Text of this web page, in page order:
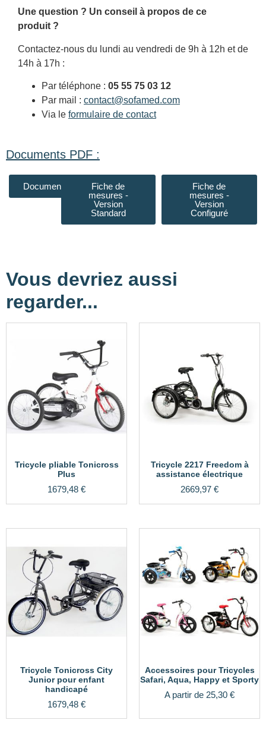
Une question ? Un conseil à propos de ce
produit ?
Contactez-nous du lundi au vendredi de 9h à 12h et de
14h à 17h :
Par téléphone : 05 55 75 03 12
Par mail : contact@sofamed.com
Via le formulaire de contact
Documents PDF :
Documentation
Fiche de
mesures -
Version
Standard
Fiche de
mesures -
Version
Configuré
Vous devriez aussi
regarder...
Tricycle pliable Tonicross
Plus
1679,48 €
Tricycle 2217 Freedom à
assistance électrique
2669,97 €
Tricycle Tonicross City
Junior pour enfant
handicapé
1679,48 €
Accessoires pour Tricycles
Safari, Aqua, Happy et Sporty
A partir de 25,30 €